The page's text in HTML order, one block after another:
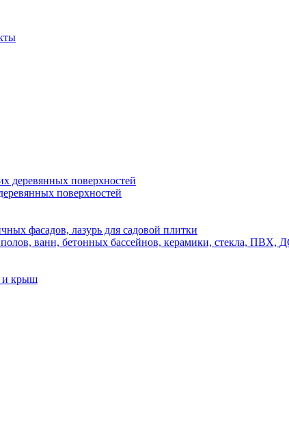
деревянных поверхностей
поверхностей
фасадов, лазурь для садовой плитки
полов, ванн, бетонных бассейнов, керамики, стекла,
и крыш